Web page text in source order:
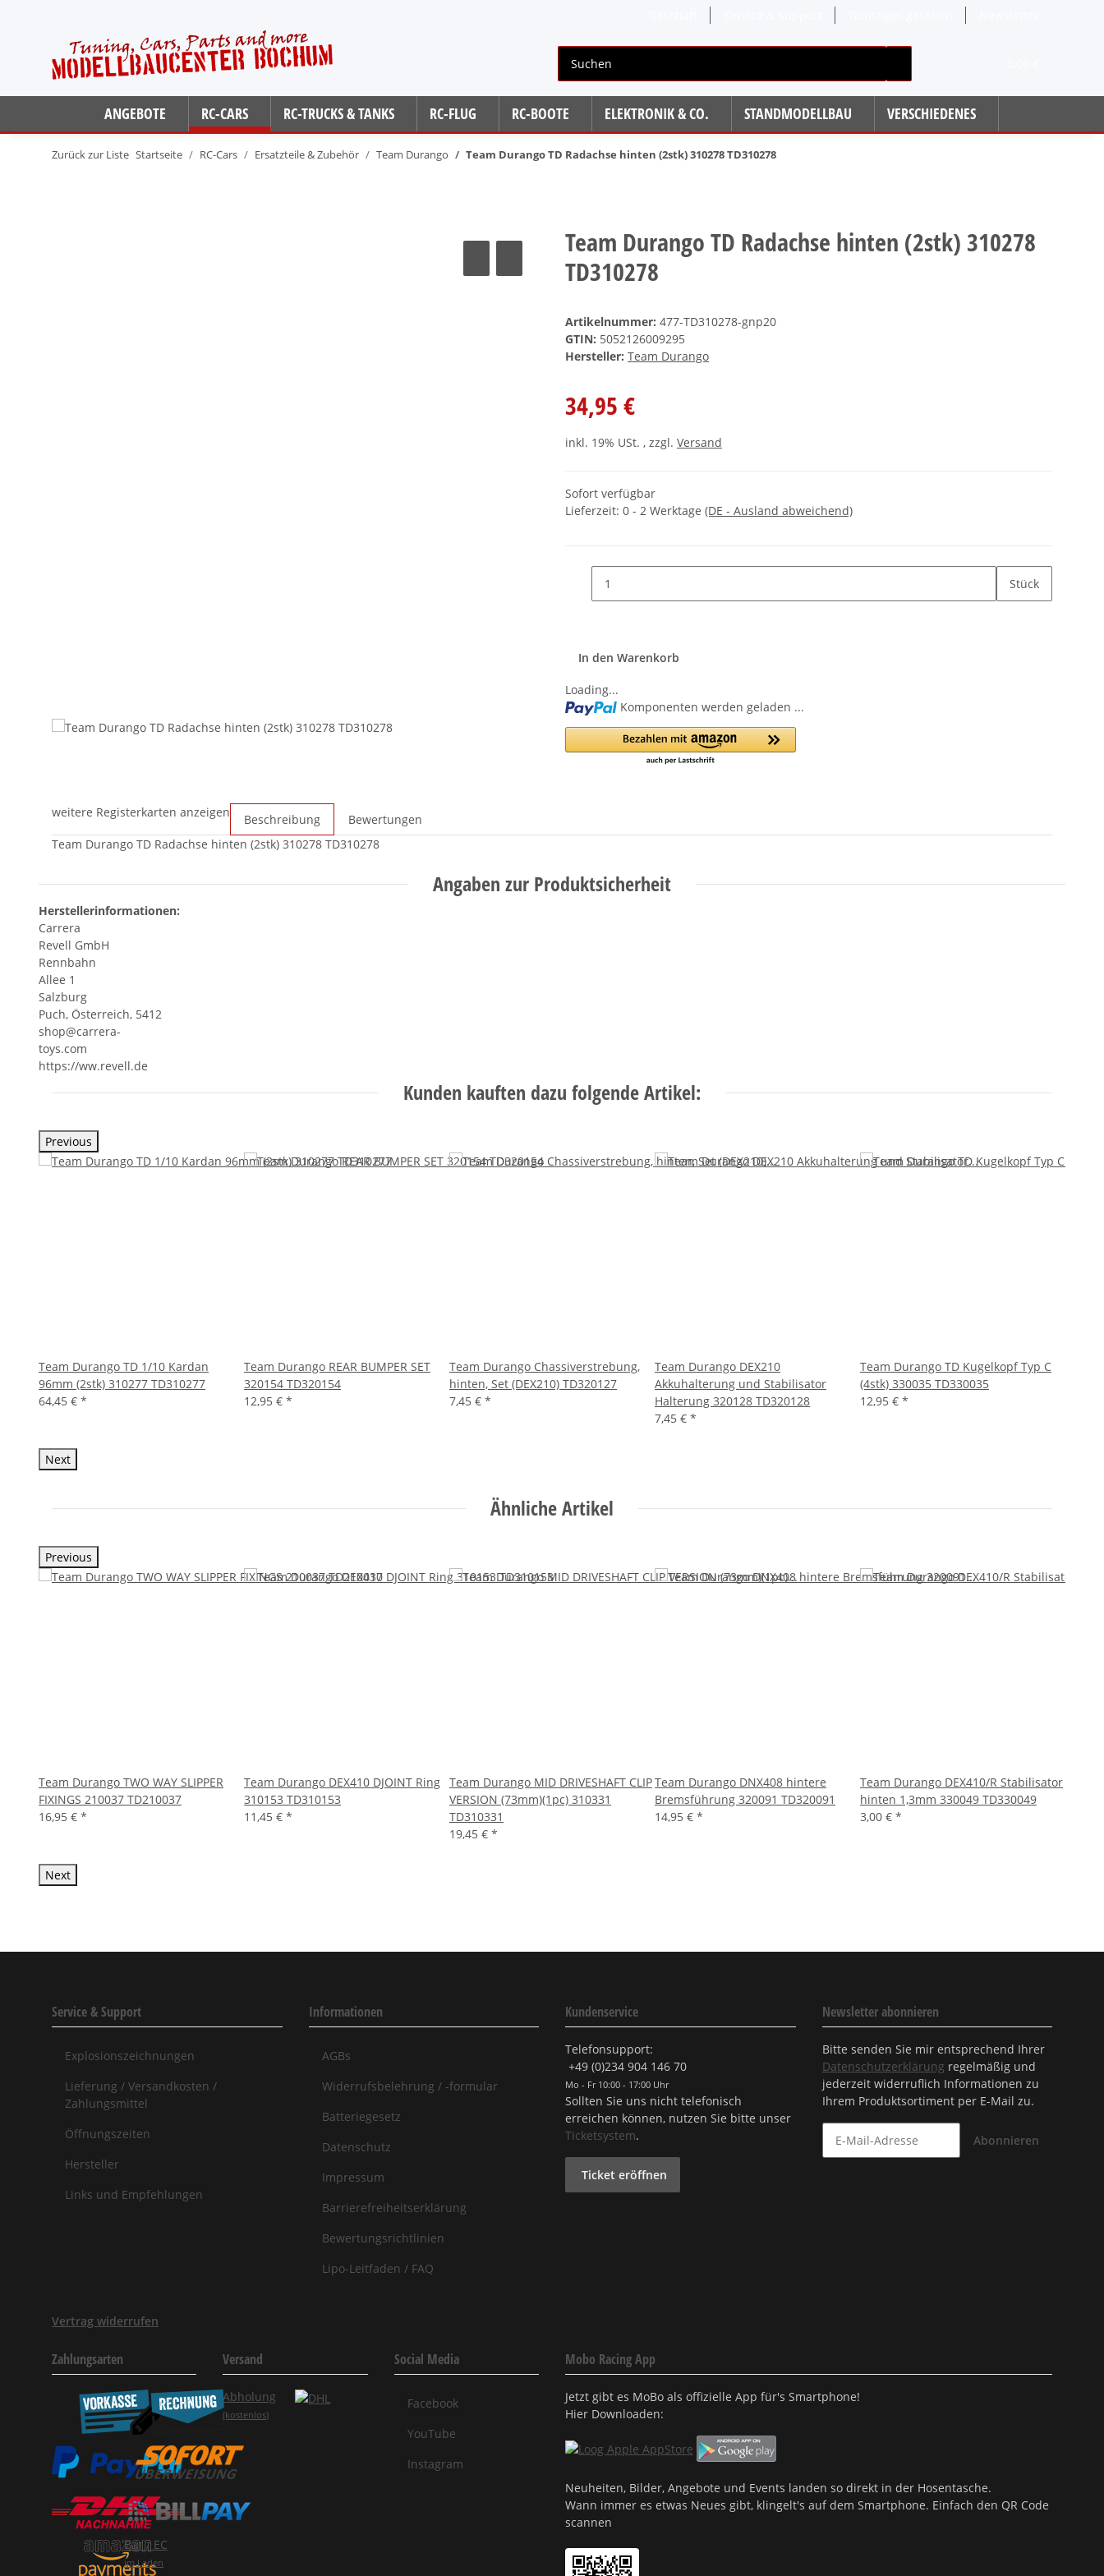
ANGEBOTE RC-CARS RC-TRUCKS & TANKS RC-FLUG RC-BOOTE ELEKTRONIK & CO. STANDMODELLBAU VERSCHIEDENES
Zurück zur Liste Startseite RC-Cars Ersatzteile & Zubehör Team Durango Team Durango TD Radachse hinten (2stk) 310278 TD310278
Team Durango TD Radachse hinten (2stk) 310278
TD310278
Artikelnummer: 477-TD310278-gnp20
GTIN: 5052126009295
Hersteller: Team Durango
34,95 €
inkl. 19% USt. , zzgl. Versand
Sofort verfügbar
Lieferzeit: 0 - 2 Werktage (DE - Ausland abweichend)
Stück
In den Warenkorb
Loading...
Komponenten werden geladen ...
weitere Registerkarten anzeigen Beschreibung
Bewertungen
Team Durango TD Radachse hinten (2stk) 310278 TD310278
Angaben zur Produktsicherheit
Herstellerinformationen:
Carrera
Revell GmbH
Rennbahn
Allee 1
Salzburg
Puch, Österreich, 5412
shop@carrera-
toys.com
https://ww.revell.de
Kunden kauften dazu folgende Artikel:
Previous
Team Durango TD 1/10 Kardan
96mm (2stk) 310277 TD310277
64,45 € *
Team Durango REAR BUMPER SET
320154 TD320154
12,95 € *
Team Durango Chassiverstrebung,
hinten, Set (DEX210) TD320127
7,45 € *
Team Durango DEX210
Akkuhalterung und Stabilisator
Halterung 320128 TD320128
7,45 € *
Team Durango TD Kugelkopf Typ C
(4stk) 330035 TD330035
12,95 € *
Next
Ähnliche Artikel
Previous
Team Durango TWO WAY SLIPPER
FIXINGS 210037 TD210037
16,95 € *
Team Durango DEX410 DJOINT Ring
310153 TD310153
11,45 € *
Team Durango MID DRIVESHAFT CLIP
VERSION (73mm)(1pc) 310331
TD310331
19,45 € *
Team Durango DNX408 hintere
Bremsführung 320091 TD320091
14,95 € *
Team Durango DEX410/R Stabilisator
hinten 1,3mm 330049 TD330049
3,00 € *
Next
Service & Support
Explosionszeichnungen
Lieferung / Versandkosten /
Zahlungsmittel
Öffnungszeiten
Hersteller
Links und Empfehlungen
Informationen
AGBs
Widerrufsbelehrung / -formular
Batteriegesetz
Datenschutz
Impressum
Barrierefreiheitserklärung
Bewertungsrichtlinien
Lipo-Leitfaden / FAQ
Kundenservice
Telefonsupport:
+49 (0)234 904 146 70
Mo - Fr 10:00 - 17:00 Uhr
Sollten Sie uns nicht telefonisch
erreichen können, nutzen Sie bitte unser
Ticketsystem.
Ticket eröffnen
Newsletter abonnieren
Bitte senden Sie mir entsprechend Ihrer
Datenschutzerklärung regelmäßig und
jederzeit widerruflich Informationen zu
Ihrem Produktsortiment per E-Mail zu.
Abonnieren
Vertrag widerrufen
Zahlungsarten
Bar / EC
im Laden
Versand
Abholung
(kostenlos)
Social Media
Facebook
YouTube
Instagram
Mobo Racing App
Jetzt gibt es MoBo als offizielle App für's Smartphone!
Hier Downloaden:
Neuheiten, Bilder, Angebote und Events landen so direkt in der Hosentasche.
Wann immer es etwas Neues gibt, klingelt's auf dem Smartphone. Einfach den QR Code
scannen